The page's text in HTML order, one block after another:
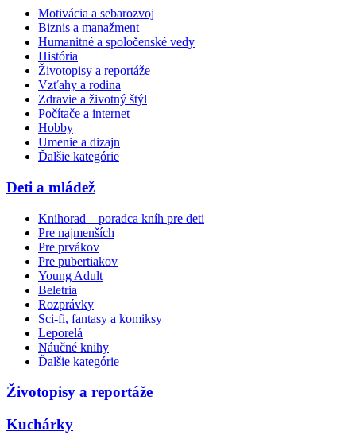
Motivácia a sebarozvoj
Biznis a manažment
Humanitné a spoločenské vedy
História
Životopisy a reportáže
Vzťahy a rodina
Zdravie a životný štýl
Počítače a internet
Hobby
Umenie a dizajn
Ďalšie kategórie
Deti a mládež
Knihorad – poradca kníh pre deti
Pre najmenších
Pre prvákov
Pre pubertiakov
Young Adult
Beletria
Rozprávky
Sci-fi, fantasy a komiksy
Leporelá
Náučné knihy
Ďalšie kategórie
Životopisy a reportáže
Kuchárky